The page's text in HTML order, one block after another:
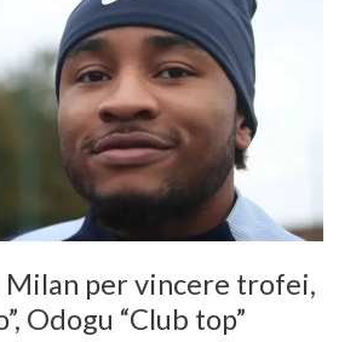
Milan per vincere trofei,
Odogu “Club top”